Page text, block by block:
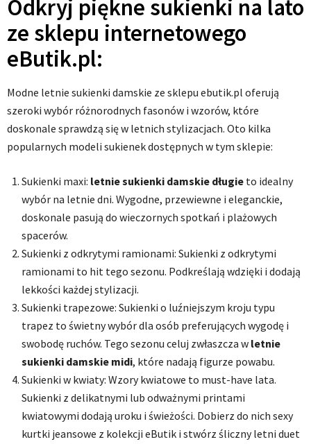
Odkryj piękne sukienki na lato
ze sklepu internetowego
eButik.pl:
Modne letnie sukienki damskie ze sklepu ebutik.pl oferują
szeroki wybór różnorodnych fasonów i wzorów, które
doskonale sprawdzą się w letnich stylizacjach. Oto kilka
popularnych modeli sukienek dostępnych w tym sklepie:
Sukienki maxi: letnie sukienki damskie długie to idealny
wybór na letnie dni. Wygodne, przewiewne i eleganckie,
doskonale pasują do wieczornych spotkań i plażowych
spacerów.
Sukienki z odkrytymi ramionami: Sukienki z odkrytymi
ramionami to hit tego sezonu. Podkreślają wdzięki i dodają
lekkości każdej stylizacji.
Sukienki trapezowe: Sukienki o luźniejszym kroju typu
trapez to świetny wybór dla osób preferujących wygodę i
swobodę ruchów. Tego sezonu celuj zwłaszcza w letnie
sukienki damskie midi, które nadają figurze powabu.
Sukienki w kwiaty: Wzory kwiatowe to must-have lata.
Sukienki z delikatnymi lub odważnymi printami
kwiatowymi dodają uroku i świeżości. Dobierz do nich sexy
kurtki jeansowe z kolekcji eButik i stwórz śliczny letni duet